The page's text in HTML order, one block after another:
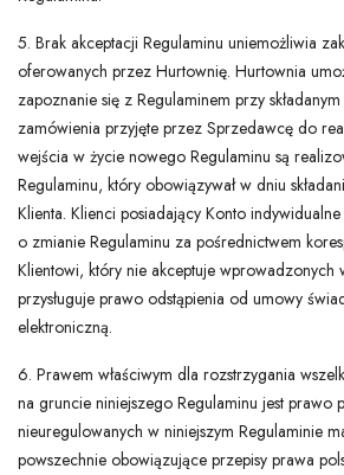
5. Brak akceptacji Regulaminu uniemożliwia
oferowanych przez Hurtownię. Hurtownia
zapoznanie się z Regulaminem przy
zamówienia przyjęte przez Sprzedawcę do
wejścia w życie nowego Regulaminu są
Regulaminu, który obowiązywał w dniu
Klienta. Klienci posiadający Konto
o zmianie Regulaminu za pośrednictwem
Klientowi, który nie akceptuje wprowadzonych
przysługuje prawo odstąpienia od umowy
elektroniczną.
6. Prawem właściwym dla rozstrzygania
na gruncie niniejszego Regulaminu jest prawo
nieuregulowanych w niniejszym Regulaminie
powszechnie obowiązujące przepisy prawa